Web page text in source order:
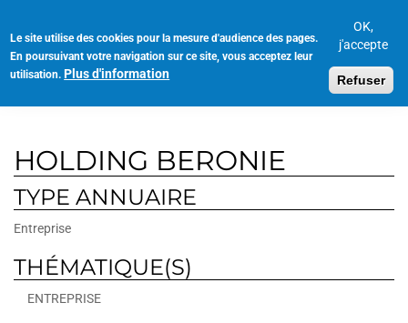
Le site utilise des cookies pour la mesure d'audience des pages.
En poursuivant votre navigation sur ce site, vous acceptez leur
utilisation. Plus d'information
OK,
j'accepte
Refuser
contenu
principal
HOLDING BERONIE
TYPE ANNUAIRE
Entreprise
THÉMATIQUE(S)
ENTREPRISE